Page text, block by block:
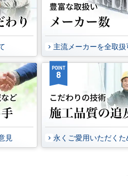
主流メーカーを全取
見
POINT
8
永くご愛用いただくた